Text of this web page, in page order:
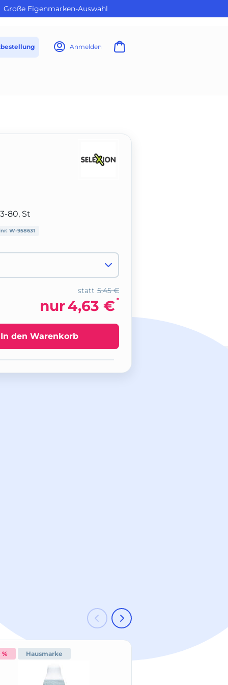
Große Eigenmarken-Auswahl
Anmelden
80, St
W-958631
5,45 €
statt
nur4,63 € *
In den Warenkorb
% Hausmarke -15 %